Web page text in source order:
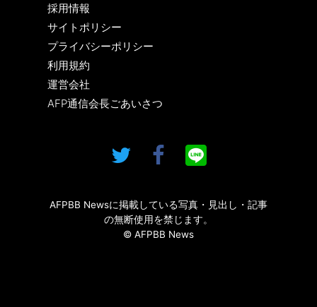
採用情報
サイトポリシー
プライバシーポリシー
利用規約
運営会社
AFP通信会長ごあいさつ
AFPBB Newsに掲載している写真・見出し・記事
の無断使用を禁じます。
© AFPBB News